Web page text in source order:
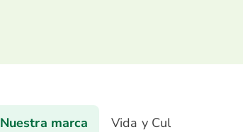
Nuestra marca Vida y Cultura